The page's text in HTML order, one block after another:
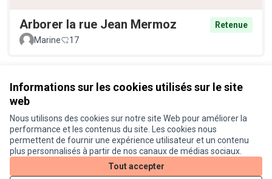
Informations sur les cookies utilisés sur le site
web
Nous utilisons des cookies sur notre site Web pour améliorer la
performance et les contenus du site. Les cookies nous
permettent de fournir une expérience utilisateur et un contenu
plus personnalisés à partir de nos canaux de médias sociaux.
Tout accepter
Arborer la rue Jean Mermoz
Retenue
Marine
17
Conditions d'utilisation
Paramètres des cookies
Je participe ! sur X
(Lien externe)
Je participe ! sur Facebook
Je participe ! sur Instagram